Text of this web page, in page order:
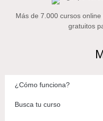
Más de 7.000 cursos
gratuitos
¿Cómo funciona?
Busca tu curso